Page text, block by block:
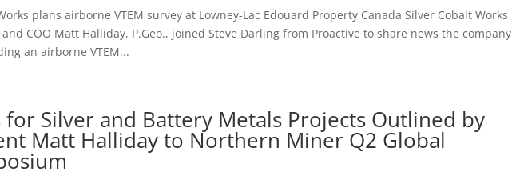
plans airborne VTEM survey at Lowney-Lac Edouard Property Canada Silver Cobalt Works
and COO Matt Halliday, P.Geo., joined Steve Darling from Proactive to share news the company
an airborne VTEM...
for Silver and Battery Metals Projects Outlined by
Matt Halliday to Northern Miner Q2 Global